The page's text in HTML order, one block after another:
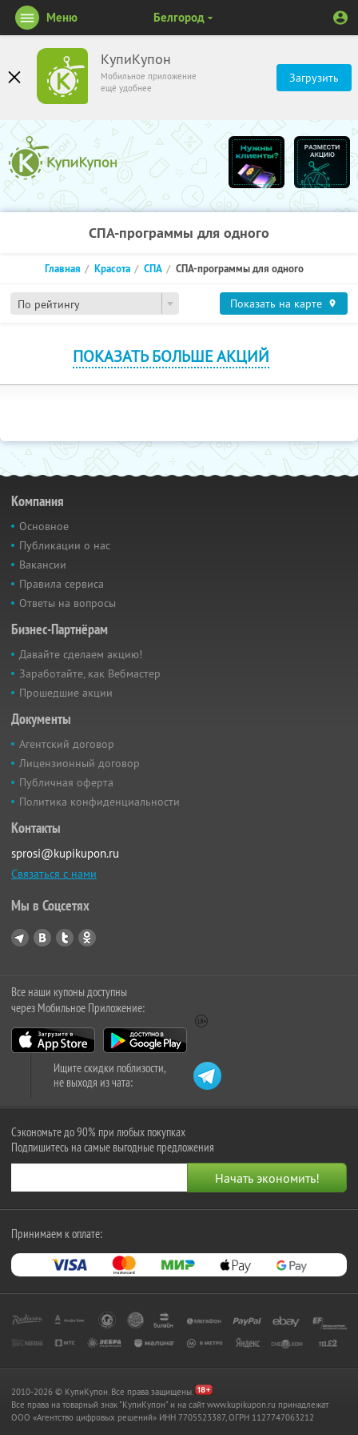
КупиКупон
Мобильное приложение
ещё удобнее
Загрузить
Меню Белгород
СПА-программы для одного
По рейтингу
Главная Красота СПА СПА-программы для одного
Показать на карте
ПОКАЗАТЬ БОЛЬШЕ АКЦИЙ
Компания
Основное
Публикации о нас
Вакансии
Правила сервиса
Ответы на вопросы
Бизнес-Партнёрам
Давайте сделаем акцию!
Заработайте, как Вебмастер
Прошедшие акции
Документы
Агентский договор
Лицензионный договор
Публичная оферта
Политика конфиденциальности
Контакты
sprosi@kupikupon.ru
Связаться с нами
Мы в Соцсетях
Все наши купоны доступны
через Мобильное Приложение:
Ищите скидки поблизости,
не выходя из чата:
Сэкономьте до 90% при любых покупках
Подпишитесь на самые выгодные предложения
Принимаем к оплате:
2010-2026 © КупиКупон. Все права защищены.
Все права на товарный знак "КупиКупон" и на сайт www.kupikupon.ru принадлежат
OOO «Агентство цифровых решений» ИНН 7705523387, ОГРН 1127747063212